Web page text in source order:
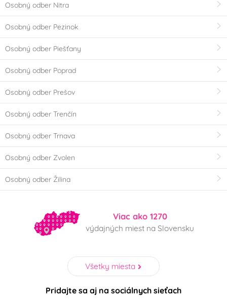
Osobný odber Nitra
Osobný odber Pezinok
Osobný odber Piešťany
Osobný odber Poprad
Osobný odber Prešov
Osobný odber Trenčín
Osobný odber Trnava
Osobný odber Zvolen
Osobný odber Žilina
Viac ako 1270
výdajných miest na Slovensku
Všetky miesta
Pridajte sa aj na sociálnych sieťach